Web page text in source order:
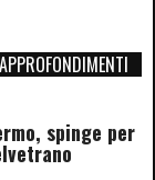
APPROFONDIMENTI
spinge per